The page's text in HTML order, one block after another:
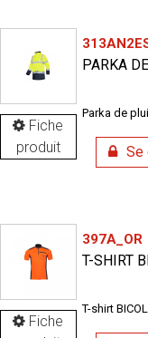
Fiche
produit
PARKA
Parka de
Se
Fiche
397A_OR
T-SHIRT
T-shirt